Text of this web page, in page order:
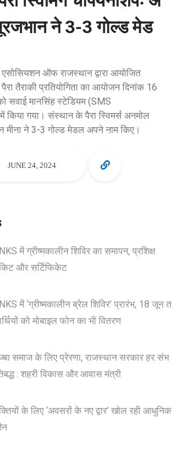
ने 3-3 गोल्ड मेड
एसोसियशन ऑफ राजस्थान द्वारा आयोजित
पैरा तैराकी प्रतियोगिता का आयोजन दिनांक 16
सवाई मानसिंह स्टेडियम (SMS
गया। संस्थान के पैरा स्विमर्स अनमोल
ने 3-3 गोल्ड मेडल अपने नाम किए।
JUNE 24, 2024
में ग्रीष्मकालीन शिविर का समापन, प्रशिक्ष
और सर्टिफिकेट
में ‘ग्रीष्मकालीन ब्रेल शिविर’ प्रारंभ, 18 जून त
को मोबाइल फोन का भी वितरण
समाज के लिए प्रेरणा, राजस्थान सरकार हर संभ
: शहरी विकास और आवास मंत्री
के लिए ‘अवसरों के नए द्वार’ खोल रही आधुनिक